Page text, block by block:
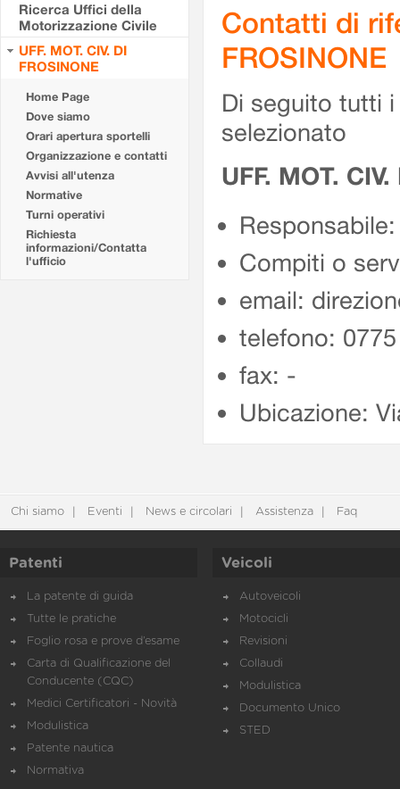
Ricerca Uffici della
Motorizzazione Civile
UFF. MOT. CIV. DI
FROSINONE
Home Page
Dove siamo
Orari apertura sportelli
Organizzazione e contatti
Avvisi all'utenza
Normative
Turni operativi
Richiesta
informazioni/Contatta
l'ufficio
Contatti di
FROSINONE
Di seguito tutti
selezionato
UFF. MOT.
Compiti o
email:
telefono:
fax: -
Ubicazione:
Chi siamo Eventi News e circolari Assistenza Faq
Patenti
La patente di guida
Tutte le pratiche
Foglio rosa e prove d’esame
Carta di Qualificazione del
Conducente (CQC)
Medici Certificatori - Novità
Modulistica
Patente nautica
Normativa
Veicoli
Autoveicoli
Motocicli
Revisioni
Collaudi
Modulistica
Documento Unico
STED